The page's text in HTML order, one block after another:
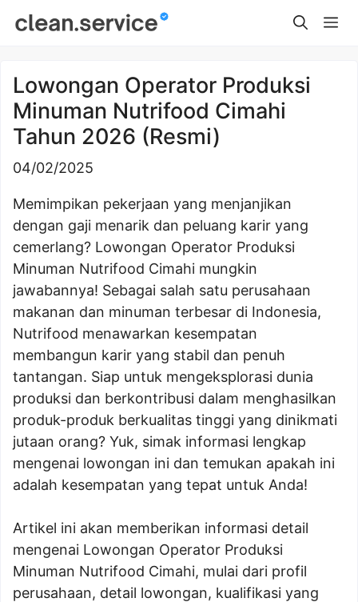
Lowongan Operator Produksi
Minuman Nutrifood Cimahi
Tahun 2026 (Resmi)
04/02/2025
Memimpikan pekerjaan yang menjanjikan
dengan gaji menarik dan peluang karir yang
cemerlang? Lowongan Operator Produksi
Minuman Nutrifood Cimahi mungkin
jawabannya! Sebagai salah satu perusahaan
makanan dan minuman terbesar di Indonesia,
Nutrifood menawarkan kesempatan
membangun karir yang stabil dan penuh
tantangan. Siap untuk mengeksplorasi dunia
produksi dan berkontribusi dalam menghasilkan
produk-produk berkualitas tinggi yang dinikmati
jutaan orang? Yuk, simak informasi lengkap
mengenai lowongan ini dan temukan apakah ini
adalah kesempatan yang tepat untuk Anda!
Artikel ini akan memberikan informasi detail
mengenai Lowongan Operator Produksi
Minuman Nutrifood Cimahi, mulai dari profil
perusahaan, detail lowongan, kualifikasi yang